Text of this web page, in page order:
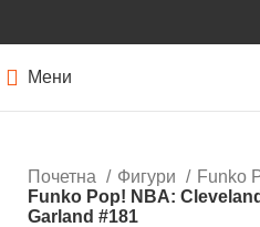
Мени
Почетна Фигури Funko
Funko Pop! NBA:
Garland #181